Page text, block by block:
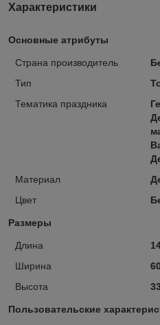
Характеристики
Основные атрибуты
Страна производитель
Тип
Тематика праздника
Материал
Цвет
Размеры
Длина
Ширина
Высота
Пользовательские